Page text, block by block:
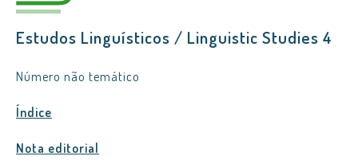
CLUNL
Estudos Linguísticos / Linguistic Studies 4
Número não temático
Índice
Nota editorial